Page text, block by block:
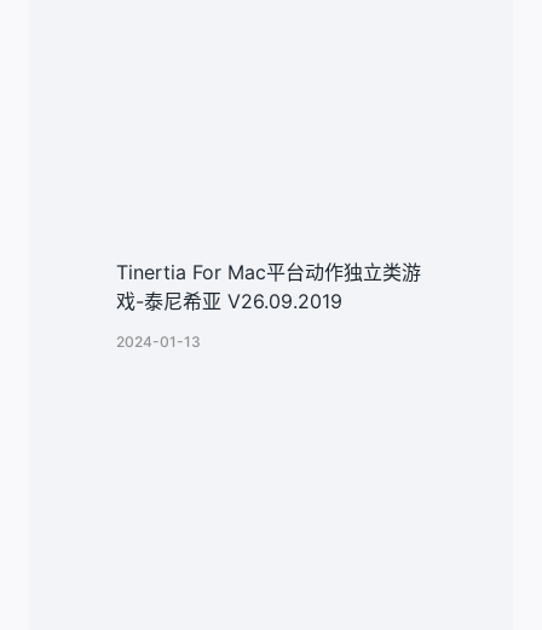
Tinertia For Mac平台动作独立类游
戏-泰尼希亚 V26.09.2019
2024-01-13